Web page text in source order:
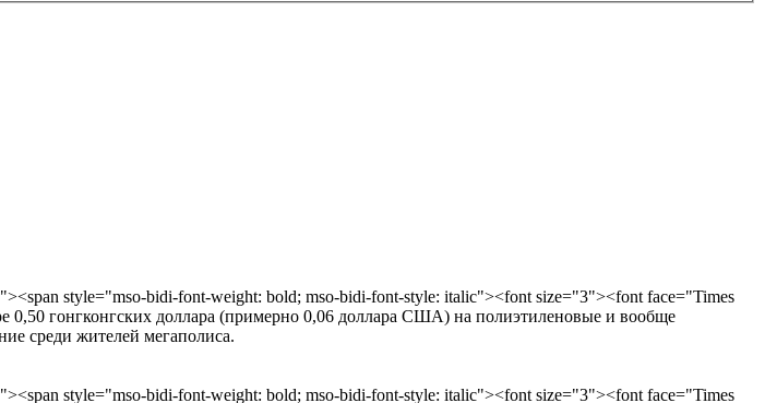
style="mso-bidi-font-weight: bold; mso-bidi-font-style: italic"><font size="3"><font face="Times
0,50 гонгконгских доллара (примерно 0,06 доллара США) на полиэтиленовые и вообще
среди жителей мегаполиса.
style="mso-bidi-font-weight: bold; mso-bidi-font-style: italic"><font size="3"><font face="Times